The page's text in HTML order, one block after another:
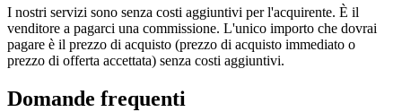
I nostri servizi sono senza costi aggiuntivi per l'acquirente. È il
venditore a pagarci una commissione. L'unico importo che dovrai
pagare è il prezzo di acquisto (prezzo di acquisto immediato o
prezzo di offerta accettata) senza costi aggiuntivi.
Domande frequenti